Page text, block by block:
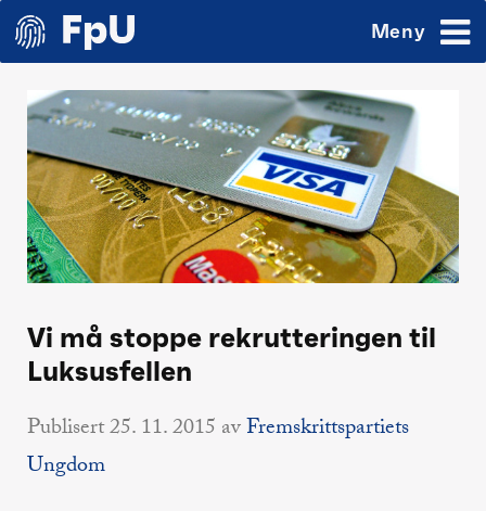
Meny
Vi må stoppe rekrutteringen til
Luksusfellen
Publisert25. 11. 2015 avFremskrittspartiets
Ungdom